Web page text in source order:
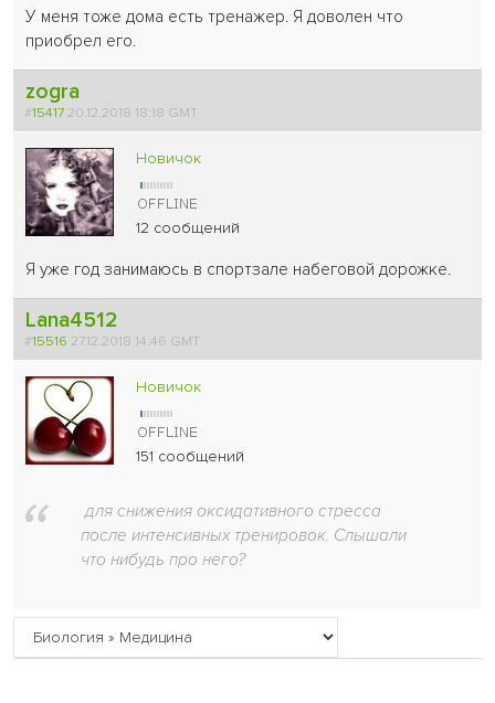
У меня тоже дома есть тренажер. Я доволен что
приобрел его.
zogra
#1541720.12.2018 18:18 GMT
Новичок
12 сообщений
Я уже год занимаюсь в спортзале набеговой дорожке.
Lana4512
#15516 27.12.2018 14:46 GMT
Новичок
151 сообщений
для снижения оксидативного стресса
после интенсивных тренировок. Слышали
что нибудь про него?